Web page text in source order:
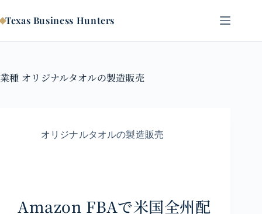
ン
ン
ス
Texas Business Hunters
業種 オリジナルタオルの製造販売
オリジナルタオルの製造販売
Amazon FBAで米国全州配